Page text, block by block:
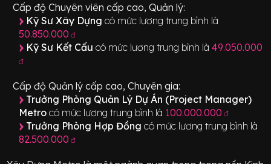
Cấp độ Chuyên viên cấp cao, Quản lý:
Kỹ Sư Xây Dựngcó mức lương trung bình là
50.850.000 đ
Kỹ Sư Kết Cấucó mức lương trung bình là49.050.000
đ
Cấp độ Quản lý cấp cao, Chuyên gia:
Trưởng Phòng Quản Lý Dự Án (Project Manager)
Metrocó mức lương trung bình là 100.000.000 đ
Trưởng Phòng Hợp Đồngcó mức lương trung bình là
82.500.000 đ